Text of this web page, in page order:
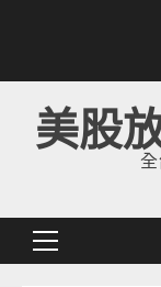
美股
Primary